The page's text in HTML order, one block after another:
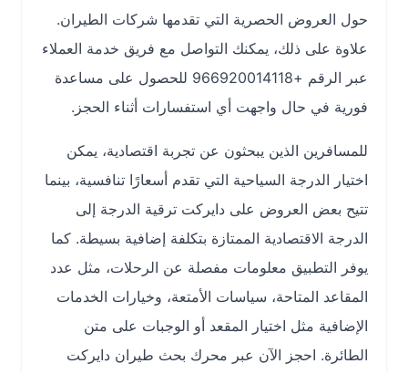
حول العروض الحصرية التي تقدمها شركات الطيران.
علاوة على ذلك، يمكنك التواصل مع فريق خدمة العملاء
عبر الرقم +966920014118 للحصول على مساعدة
فورية في حال واجهت أي استفسارات أثناء الحجز.
للمسافرين الذين يبحثون عن تجربة اقتصادية، يمكن
اختيار الدرجة السياحية التي تقدم أسعارًا تنافسية، بينما
تتيح بعض العروض على دايركت ترقية الدرجة إلى
الدرجة الاقتصادية الممتازة بتكلفة إضافية بسيطة. كما
يوفر التطبيق معلومات مفصلة عن الرحلات، مثل عدد
المقاعد المتاحة، سياسات الأمتعة، وخيارات الخدمات
الإضافية مثل اختيار المقعد أو الوجبات على متن
الطائرة. احجز الآن عبر محرك بحث طيران دايركت